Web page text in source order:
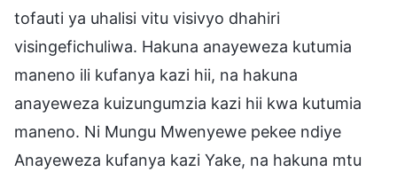
tofauti ya uhalisi vitu visivyo dhahiri
visingefichuliwa. Hakuna anayeweza kutumia
maneno ili kufanya kazi hii, na hakuna
anayeweza kuizungumzia kazi hii kwa kutumia
maneno. Ni Mungu Mwenyewe pekee ndiye
Anayeweza kufanya kazi Yake, na hakuna mtu